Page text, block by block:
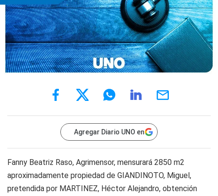
Agregar Diario UNO en
Fanny Beatriz Raso, Agrimensor, mensurará 2850 m2
aproximadamente propiedad de GIANDINOTO, Miguel,
pretendida por MARTINEZ, Héctor Alejandro, obtención